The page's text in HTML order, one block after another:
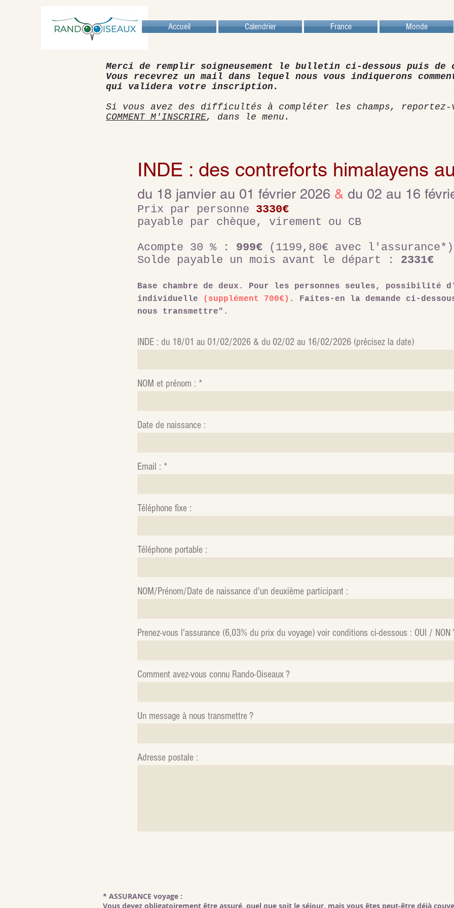
Accueil Calendrier France Monde
Merci de remplir soigneusement le bulletin ci-dessous puis de
Vous recevrez un mail dans lequel nous vous indiquerons
qui validera votre inscription.
Si vous avez des difficultés à compléter les champs,
COMMENT M'INSCRIRE, dans le menu.
INDE : des contreforts himalayens
du 18 janvier au 01 février 2026 & du 02 au 16
Prix par personne 3330€
payable par chèque, virement ou CB
Acompte 30 % : 999€ (1199,80€ avec l'assurance*)
Solde payable un mois avant le départ : 2331€
Base chambre de deux. Pour les personnes seules, possibilité
individuelle
(supplément 700€ ) . Faites-en la demande ci-
nous transmettre".
INDE : du 18/01 au 01/02/2026 & du 02/02 au 16/02/2026 (précisez la date)
NOM et prénom :
Date de naissance :
Email :
Téléphone fixe :
Téléphone portable :
NOM/Prénom/Date de naissance d'un deuxième participant :
Prenez-vous l'assurance (6,03% du prix du voyage) voir conditions ci-dessous : OUI / NON
Comment avez-vous connu Rando-Oiseaux ?
Un message à nous transmettre ?
Adresse postale :
* ASSURANCE voyage :
Vous devez obligatoirement être assuré, quel que soit le séjour, mais vous êtes peut-être déjà